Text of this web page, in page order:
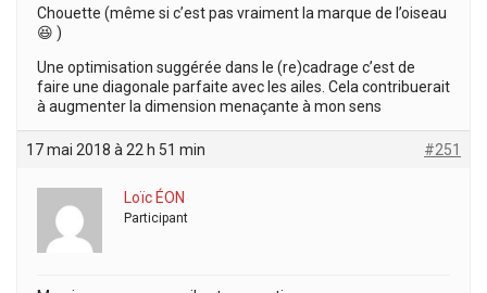
Chouette (même si c’est pas vraiment la marque de l’oiseau
😆 )
Une optimisation suggérée dans le (re)cadrage c’est de
faire une diagonale parfaite avec les ailes. Cela contribuerait
à augmenter la dimension menaçante à mon sens
17 mai 2018 à 22 h 51 min #251
Loïc ÉON
Participant